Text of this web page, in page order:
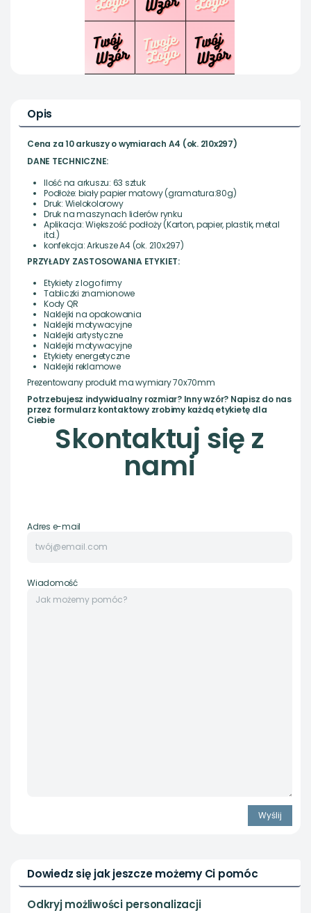
Opis
Cena za 10 arkuszy o wymiarach A4 (ok. 210x297)
DANE TECHNICZNE:
Ilość na arkuszu: 63 sztuk
Podłoże: biały papier matowy (gramatura:80g)
Druk: Wielokolorowy
Druk na maszynach liderów rynku
Aplikacja: Większość podłoży (Karton, papier, plastik, metal
itd.)
konfekcja: Arkusze A4 (ok. 210x297)
PRZYŁADY ZASTOSOWANIA ETYKIET:
Etykiety z logo firmy
Tabliczki znamionowe
Kody QR
Naklejki na opakowania
Naklejki motywacyjne
Naklejki artystyczne
Naklejki motywacyjne
Etykiety energetyczne
Naklejki reklamowe
Prezentowany produkt ma wymiary 70x70mm
Potrzebujesz indywidualny rozmiar? Inny wzór? Napisz do nas
przez formularz kontaktowy zrobimy każdą etykietę dla
CiebieSkontaktuj się z
nami
Adres e-mail
Wiadomość
Dowiedz się jak jeszcze możemy Ci pomóc
Odkryj możliwości personalizacji